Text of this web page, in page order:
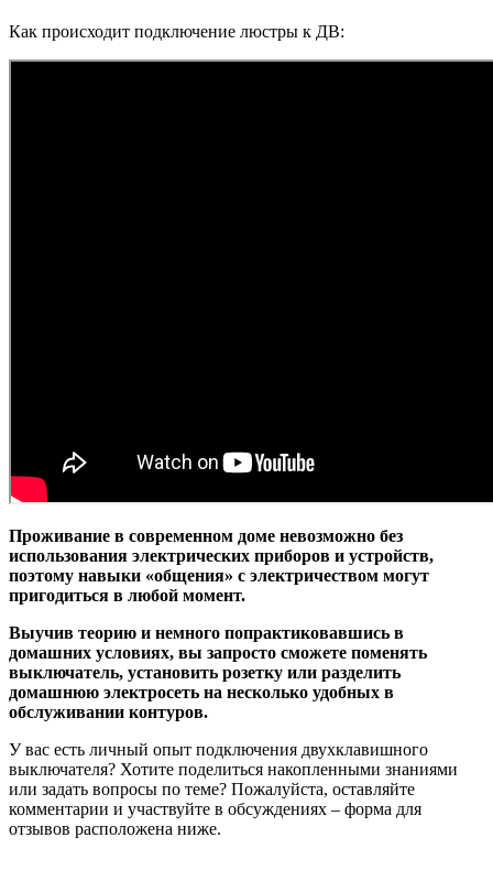
Как происходит подключение люстры к ДВ:
Проживание в современном доме невозможно без
использования электрических приборов и устройств,
поэтому навыки «общения» с электричеством могут
пригодиться в любой момент.
Выучив теорию и немного попрактиковавшись в
домашних условиях, вы запросто сможете поменять
выключатель, установить розетку или разделить
домашнюю электросеть на несколько удобных в
обслуживании контуров.
У вас есть личный опыт подключения двухклавишного
выключателя? Хотите поделиться накопленными знаниями
или задать вопросы по теме? Пожалуйста, оставляйте
комментарии и участвуйте в обсуждениях – форма для
отзывов расположена ниже.